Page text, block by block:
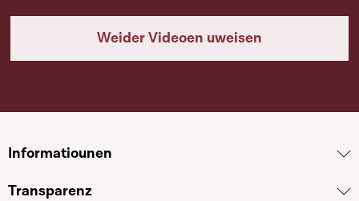
Weider Videoen uweisen
Informatiounen
Transparenz